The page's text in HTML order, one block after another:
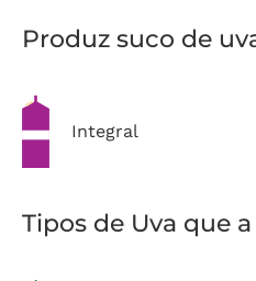
Produz suco de
Integral
Tipos de Uva que